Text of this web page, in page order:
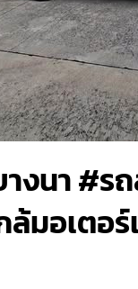
นา #ร
มอเตอร์